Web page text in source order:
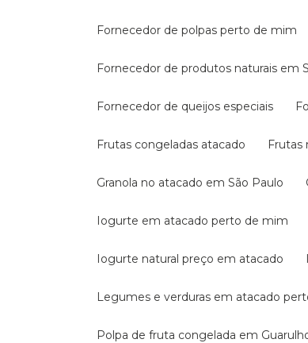
Fornecedor de polpas perto de mim
Fornecedor de produtos naturais em
Fornecedor de queijos especiais
Frutas congeladas atacado
Granola no atacado em São Paulo
Iogurte em atacado perto de mim
Iogurte natural preço em atacado
Legumes e verduras em atacado
Polpa de fruta congelada em